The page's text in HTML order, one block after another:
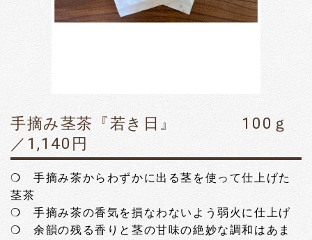
手摘み茎茶『若き日』 100ｇ
／1,140円
❍ 手摘み茶からわずかに出る茎を使って仕上げた
茎茶
❍ 手摘み茶の香気を損なわないよう弱火に仕上げ
❍ 余韻の残る香りと茎の甘味の絶妙な調和はあま